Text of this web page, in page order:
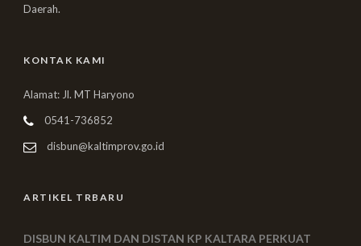
Daerah.
KONTAK KAMI
Alamat: Jl. MT Haryono
0541-736852
disbun@kaltimprov.go.id
ARTIKEL TRBARU
DISBUN KALTIM DAN DISTAN KP KALTARA PERKUAT